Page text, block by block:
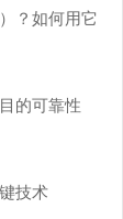
？如何用它
的可靠性
技术